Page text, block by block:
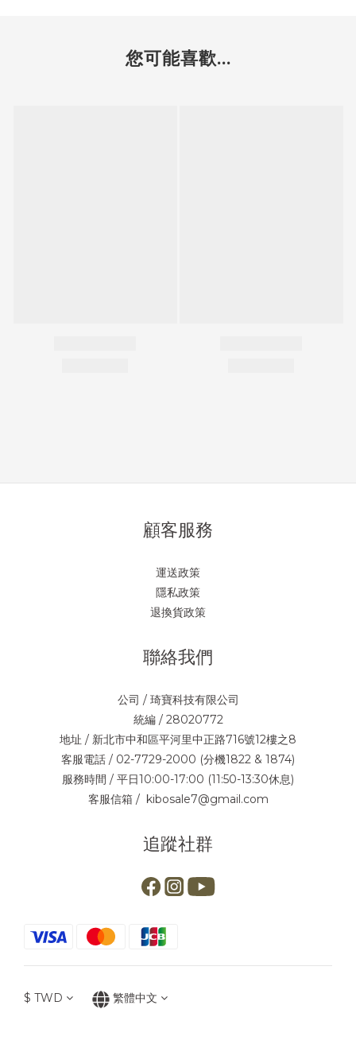
您可能喜歡...
顧客服務
運送政策
隱私政策
退換貨政策
聯絡我們
公司 / 琦寶科技有限公司
統編 / 28020772
地址 / 新北市中和區平河里中正路716號12樓之8
客服電話 / 02-7729-2000 (分機1822 & 1874)
服務時間 / 平日10:00-17:00 (11:50-13:30休息)
客服信箱 / kibosale7@gmail.com
追蹤社群
$ TWD 繁體中文